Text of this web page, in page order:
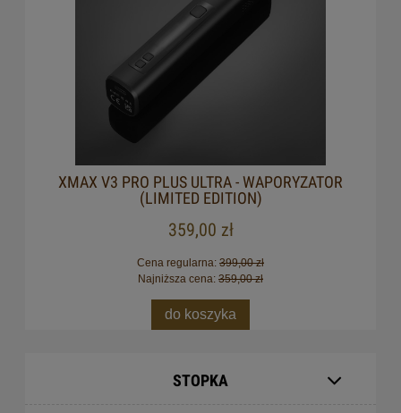
XMAX V3 PRO PLUS ULTRA - WAPORYZATOR
(LIMITED EDITION)
359,00 zł
Cena regularna: 399,00 zł
Najniższa cena: 359,00 zł
do koszyka
STOPKA